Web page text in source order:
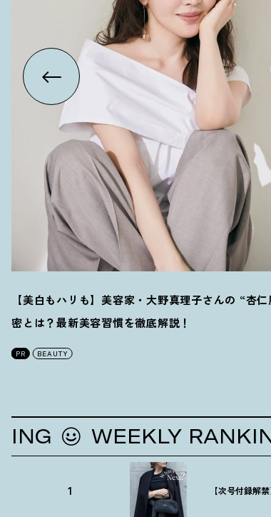
【美白もハリも】美容家・大野真理子さんの “杏
密とは？最新美容習慣を徹底解説 ！
PR BEAUTY
WEEKLY RANKING
1 【次号付録解